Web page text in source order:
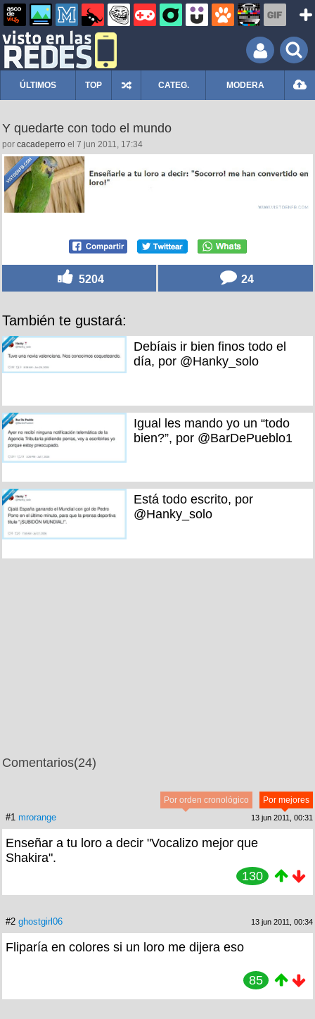
ÚLTIMOS TOP CATEG. MODERA
Y quedarte con todo el mundo
por cacadeperro el 7 jun 2011, 17:34
5204 24
También te gustará:
Debíais ir bien finos todo el
día, por @Hanky_solo
Igual les mando yo un “todo
bien?”, por @BarDePueblo1
Está todo escrito, por
@Hanky_solo
Comentarios(24)
Por mejores
Por orden cronológico
#1 mrorange 13 jun 2011, 00:31
Enseñar a tu loro a decir "Vocalizo mejor que
Shakira".
130
#2 ghostgirl06 13 jun 2011, 00:34
Fliparía en colores si un loro me dijera eso
85